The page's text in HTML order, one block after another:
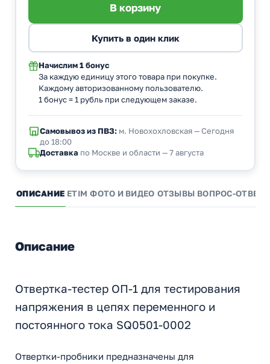
Начислим 1 бонус
За каждую единицу этого товара при покупке.
Каждому авторизованному пользователю.
1 бонус = 1 рубль при следующем заказе.
Самовывоз из ПВЗ:м. Новохохловская — Сегодня
до 18:00
Доставка по Москве и области — 7 августа
ОПИСАНИЕ ETIM ФОТО И ВИДЕО ОТЗЫВЫ ВОПРОС-ОТВЕТ
Описание
Отвертка-тестер ОП-1 для тестирования
напряжения в цепях переменного и
постоянного тока SQ0501-0002
Отвертки-пробники предназначены для